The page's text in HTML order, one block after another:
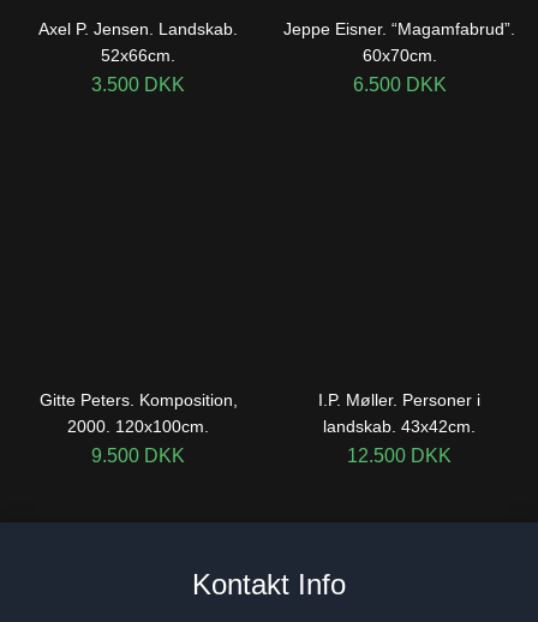
Axel P. Jensen. Landskab.
52x66cm.
3.500 DKK
Jeppe Eisner. “Magamfabrud”.
60x70cm.
6.500 DKK
Gitte Peters. Komposition,
2000. 120x100cm.
9.500 DKK
I.P. Møller. Personer i
landskab. 43x42cm.
12.500 DKK
Kontakt Info